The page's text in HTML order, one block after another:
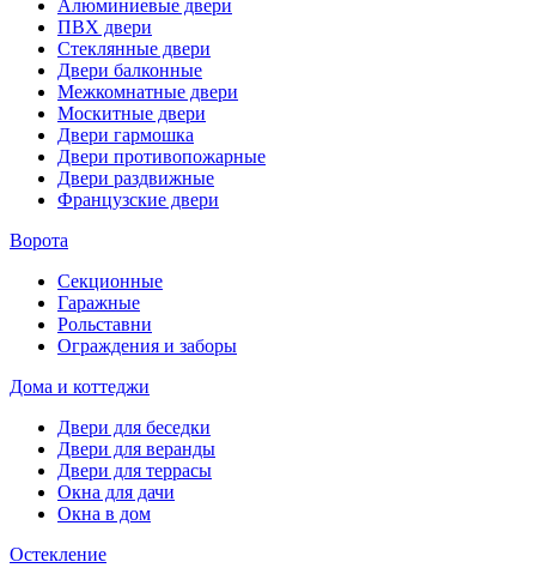
Алюминиевые двери
ПВХ двери
Стеклянные двери
Двери балконные
Межкомнатные двери
Москитные двери
Двери гармошка
Двери противопожарные
Двери раздвижные
Французские двери
Ворота
Секционные
Гаражные
Рольставни
Ограждения и заборы
Дома и коттеджи
Двери для беседки
Двери для веранды
Двери для террасы
Окна для дачи
Окна в дом
Остекление